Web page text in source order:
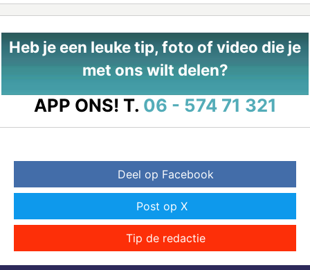
Heb je een leuke tip, foto of video die je
met ons wilt delen?
APP ONS! T. 06 - 574 71 321
Deel op Facebook
Post op X
Tip de redactie